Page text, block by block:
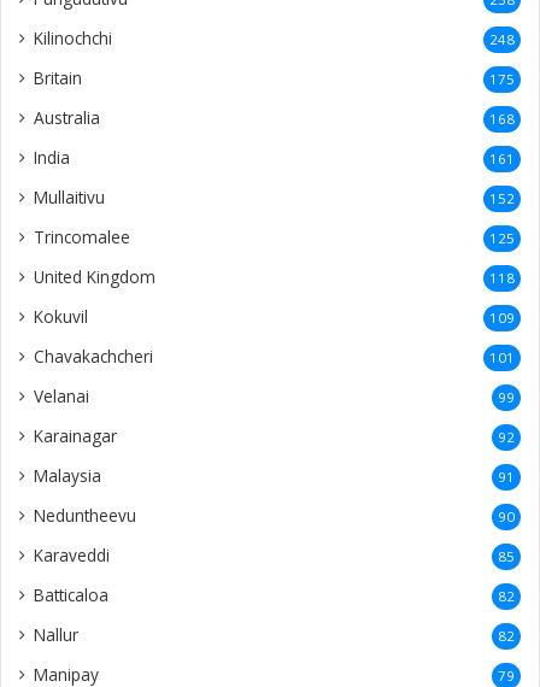
Kilinochchi 248
Britain 175
Australia 168
India 161
Mullaitivu 152
Trincomalee 125
United Kingdom 118
Kokuvil 109
Chavakachcheri 101
Velanai 99
Karainagar 92
Malaysia 91
Neduntheevu 90
Karaveddi 85
Batticaloa 82
Nallur 82
Manipay 79